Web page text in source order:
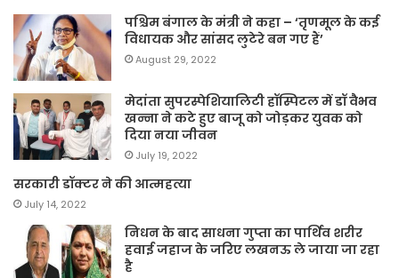
पश्चिम बंगाल के मंत्री ने कहा – ‘तृणमूल के कई
विधायक और सांसद लुटेरे बन गए हैं’
August 29, 2022
मेदांता सुपरस्पेशियालिटी हॉस्पिटल में डॉ वैभव
खन्ना ने कटे हुए बाजू को जोड़कर युवक को
दिया नया जीवन
July 19, 2022
सरकारी डॉक्टर ने की आत्महत्या
July 14, 2022
निधन के बाद साधना गुप्ता का पार्थिव शरीर
हवाई जहाज के जरिए लखनऊ ले जाया जा रहा
है